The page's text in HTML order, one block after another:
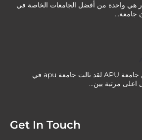
هي واحدة من أفضل الجامعات الخاصة في
جامعة…
مقدمة عن جامعة APU لقد نالت جامعة apu في
اعلى مرتبة بين…
Get In Touch